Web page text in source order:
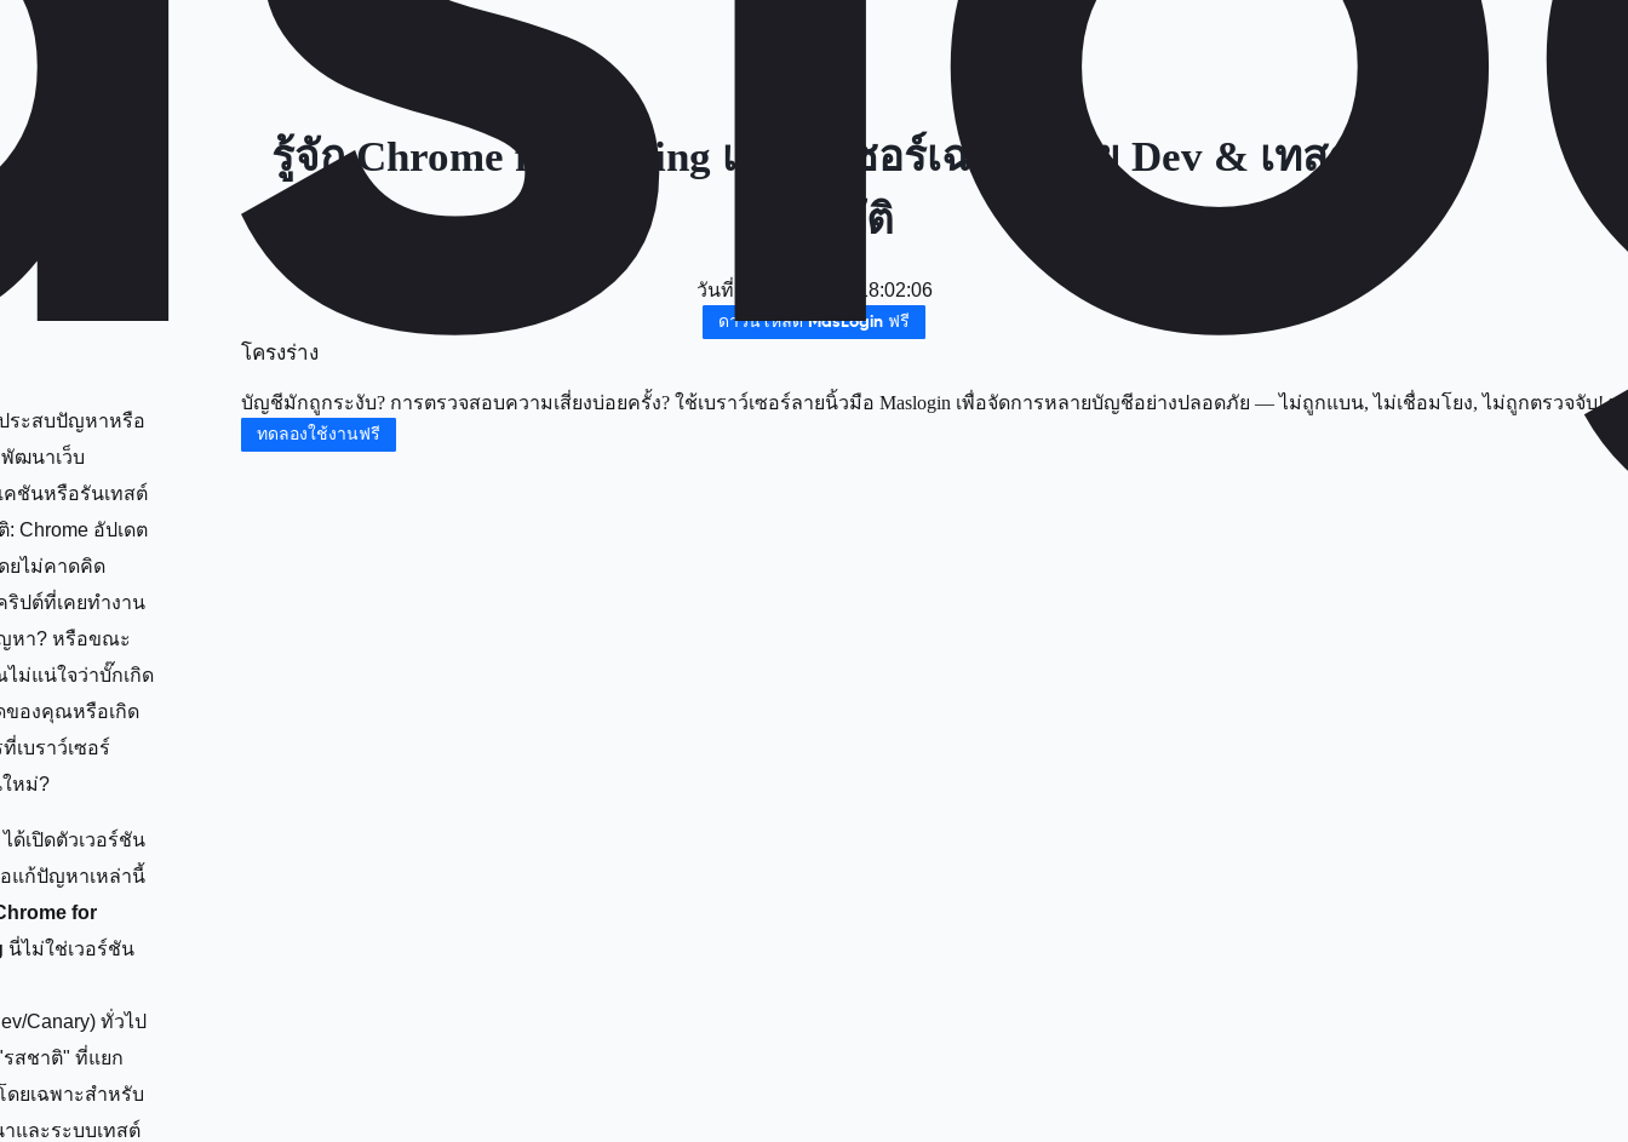
รู้จัก Chrome for Testing เบราว์เซอร์เฉพาะสาย Dev & เทสต์
อัตโนมัติ
วันที่ 2025-12-23 18:02:06
ดาวน์โหลด MasLogin ฟรี
ระสบปัญหาหรือ
ฒนาเว็บ
คชันหรือรันเทสต์
Chrome อัปเดต
ยไม่คาดคิด
ริปต์ที่เคยทำงาน
หา? หรือขณะ
ม่แน่ใจว่าบั๊กเกิด
ของคุณหรือเกิด
เบราว์เซอร์
ใหม่?
ด้เปิดตัวเวอร์ชัน
อแก้ปัญหาเหล่านี้
for
นี่ไม่ใช่เวอร์ชัน
Canary) ทั่วไป
รสชาติ" ที่แยก
ดยเฉพาะสำหรับ
และระบบเทสต์
โครงร่าง
บัญชีมักถูกระงับ? การตรวจสอบความเสี่ยงบ่อยครั้ง? ใช้เบราว์เซอร์ลายนิ้วมือ Maslogin เพื่อจัดการหลายบัญชีอย่างปลอดภัย — ไม่ถูกแบน, ไม่เชื่อมโยง, ไม่ถูกตรวจจับ!
ทดลองใช้งานฟรี